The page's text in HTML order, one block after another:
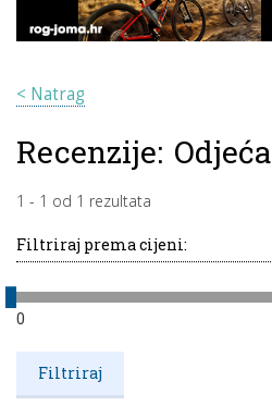
< Natrag
Recenzije: Odjeća
1 - 1 od 1 rezultata
Filtriraj prema cijeni:
0